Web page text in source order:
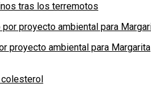
tras los terremotos
proyecto ambiental para Margarita